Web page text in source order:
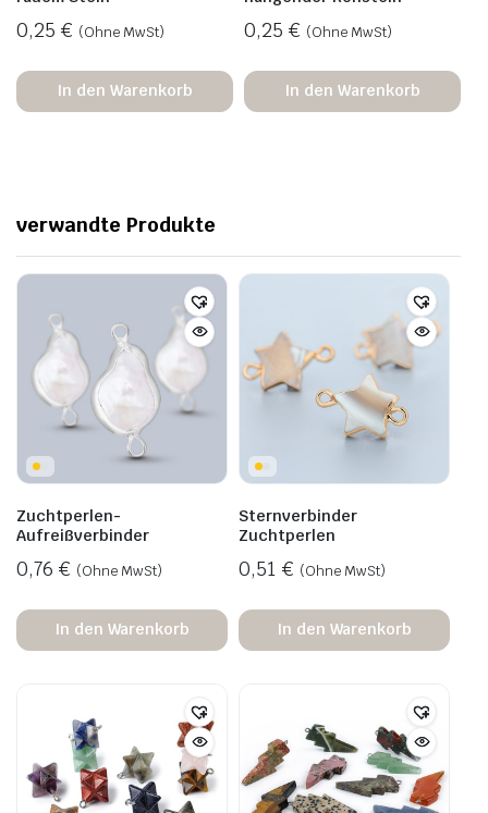
0,25 € (Ohne MwSt)
In den Warenkorb
0,25 € (Ohne MwSt)
In den Warenkorb
verwandte Produkte
Zuchtperlen-
Aufreißverbinder
0,76 € (Ohne MwSt)
In den Warenkorb
Sternverbinder
Zuchtperlen
0,51 € (Ohne MwSt)
In den Warenkorb